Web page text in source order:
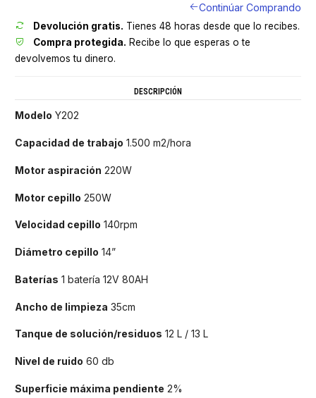
Continúar Comprando
Devolución gratis. Tienes 48 horas desde que lo recibes.
Compra protegida. Recibe lo que esperas o te
devolvemos tu dinero.
DESCRIPCIÓN
Modelo Y202
Capacidad de trabajo 1.500 m2/hora
Motor aspiración 220W
Motor cepillo 250W
Velocidad cepillo 140rpm
Diámetro cepillo 14”
Baterías 1 batería 12V 80AH
Ancho de limpieza 35cm
Tanque de solución/residuos 12 L / 13 L
Nivel de ruido 60 db
Superficie máxima pendiente 2%